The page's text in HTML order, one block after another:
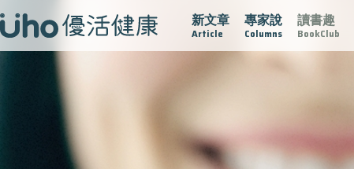
新文章
Article
專家說
Columns
讀書趣
BookClub
疫情保衛戰 再生醫學 愛的未來視 認識攝護腺肥大